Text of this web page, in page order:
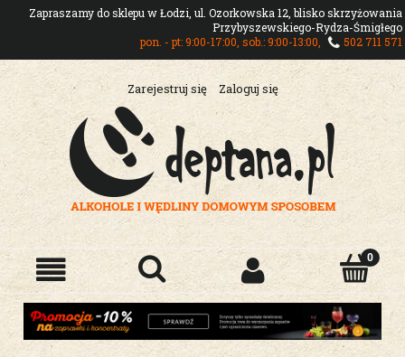
Zapraszamy do sklepu w Łodzi, ul. Ozorkowska 12, blisko skrzyżowania
Przybyszewskiego-Rydza-Śmigłego
pon. - pt: 9:00-17:00, sob.: 9:00-13:00,
502 711 571
Zarejestruj się Zaloguj się